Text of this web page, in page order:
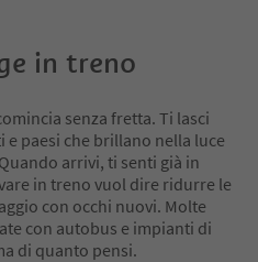
in treno
senza fretta. Ti lasci
paesi che brillano nella luce
arrivi, ti senti già in
in treno vuol dire ridurre le
con occhi nuovi. Molte
con autobus e impianti di
di quanto pensi.